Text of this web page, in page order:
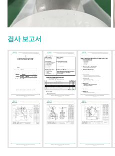
검사 보고서